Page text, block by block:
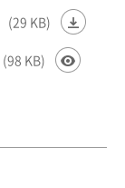
(29 KB)
(98 KB)